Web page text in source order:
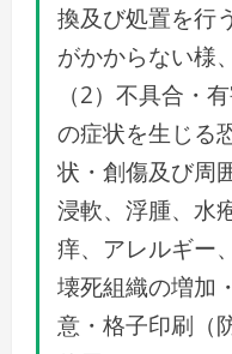
換及び処置を行
がかからない様
（2）不具合・
の症状を生じる
状・創傷及び周
浸軟、浮腫、水
痒、アレルギー
壊死組織の増加
意・格子印刷（